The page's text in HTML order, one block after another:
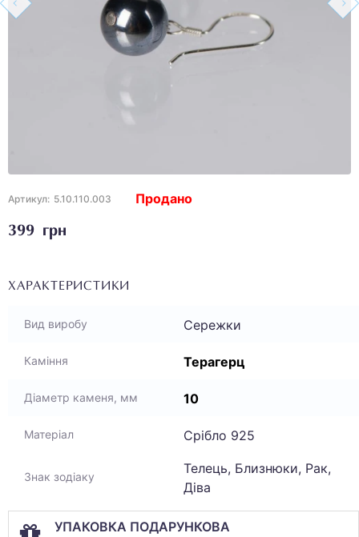
Артикул: 5.10.110.003
399 грн
Продано
ХАРАКТЕРИСТИКИ
Вид виробу Сережки
Каміння Терагерц
Діаметр каменя, мм 10
Матеріал Срібло 925
Знак зодіаку
Телець, Близнюки, Рак,
Діва
УПАКОВКА ПОДАРУНКОВА